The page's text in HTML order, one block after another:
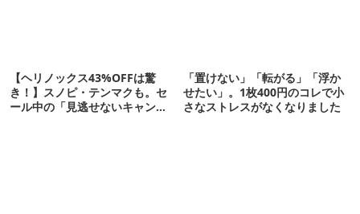
【ヘリノックス43%OFFは驚
き！】スノピ・テンマクも。セ
ール中の「見逃せないキャンプ
「置けない」「転がる」「浮か
せたい」。1枚400円のコレで小
さなストレスがなくなりました